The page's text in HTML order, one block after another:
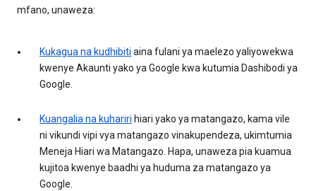
mfano, unaweza:
Kukagua na kudhibiti aina fulani ya maelezo yaliyowekwa
kwenye Akaunti yako ya Google kwa kutumia Dashibodi ya
Google.
Kuangalia na kuhariri hiari yako ya matangazo, kama vile
ni vikundi vipi vya matangazo vinakupendeza, ukimtumia
Meneja Hiari wa Matangazo. Hapa, unaweza pia kuamua
kujitoa kwenye baadhi ya huduma za matangazo ya
Google.